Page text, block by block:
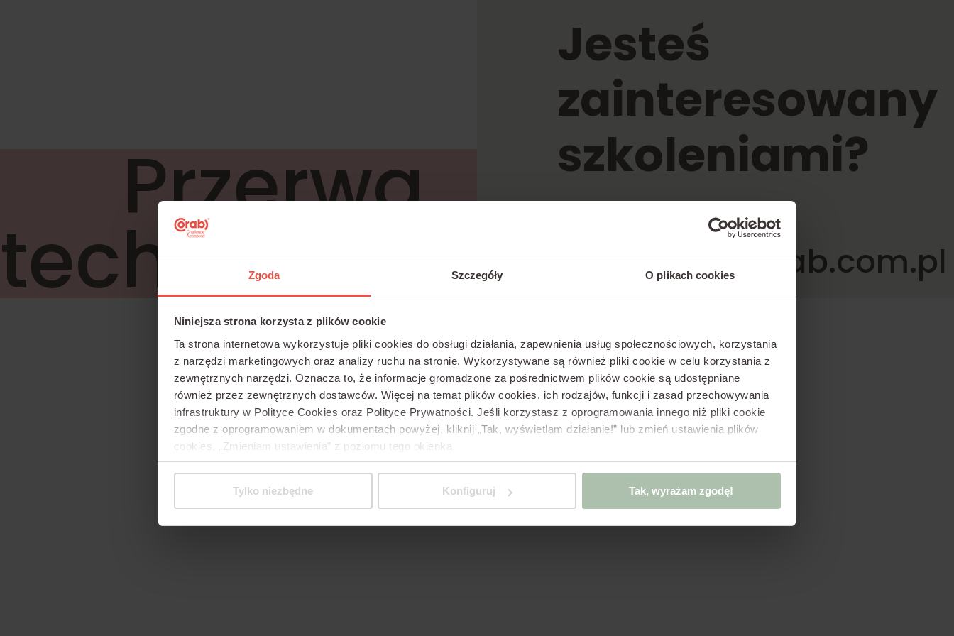
Zgoda Szczegóły O plikach cookies
Niniejsza strona korzysta z plików cookie
Ta strona internetowa wykorzystuje pliki cookies do obsługi działania, zapewnienia usług społecznościowych, korzystania
z narzędzi marketingowych oraz analizy ruchu na stronie. Wykorzystywane są również pliki cookie w celu korzystania z
zewnętrznych narzędzi. Oznacza to, że informacje gromadzone za pośrednictwem plików cookie są udostępniane
również przez zewnętrznych dostawców. Więcej na temat plików cookies, ich rodzajów, funkcji i zasad przechowywania
infrastruktury w Polityce Cookies oraz Polityce Prywatności. Jeśli korzystasz z oprogramowania innego niż pliki cookie
zgodne z oprogramowaniem w dokumentach powyżej, kliknij „Tak, wyświetlam działanie!” lub zmień ustawienia plików
cookies, „Zmieniam ustawienia” z poziomu tego okienka.
Tylko niezbędne Konfiguruj Tak, wyrażam zgodę!
Jesteś
zainteresowany
szkoleniami?
Napisz:
k.bartold@corab.com.pl
Przerwa
techniczna